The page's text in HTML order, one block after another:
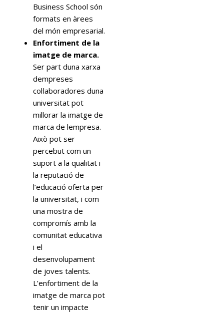
Business School són
formats en àrees
del món empresarial.
Enfortiment de la
imatge de marca.
Ser part duna xarxa
dempreses
col·laboradores duna
universitat pot
millorar la imatge de
marca de lempresa.
Això pot ser
percebut com un
suport a la qualitat i
la reputació de
l’educació oferta per
la universitat, i com
una mostra de
compromís amb la
comunitat educativa
i el
desenvolupament
de joves talents.
L’enfortiment de la
imatge de marca pot
tenir un impacte